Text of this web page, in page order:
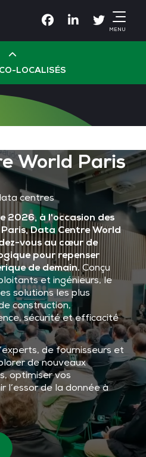
FacebookLinkedinTwitter
MENU
LOCALISÉS
World Paris
centres
2026, à l'occasion des
Data Centre World
vous au cœur de
pour repenser
de demain. Conçu
et ingénieurs, le
solutions les plus
construction,
sécurité et efficacité
de fournisseurs et
de nouveaux
optimiser vos
l’essor de la donnée à